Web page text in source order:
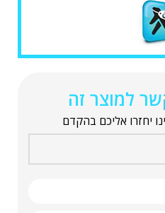
למוצר זה
יחזרו אליכם בהקדם